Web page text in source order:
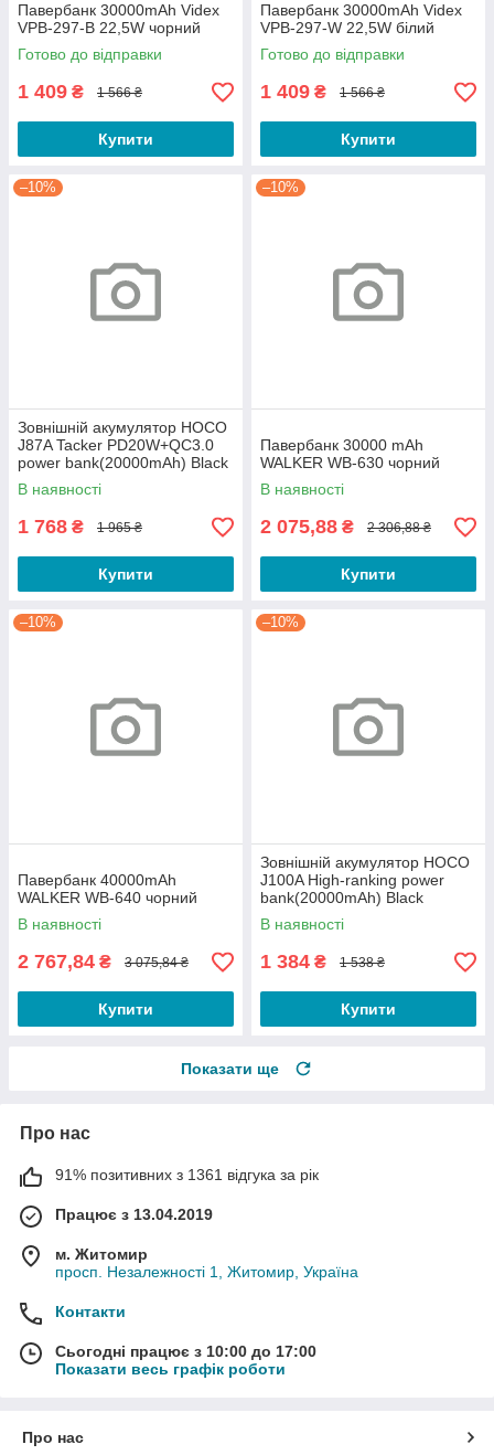
Павербанк 30000mAh Videx
VPB-297-B 22,5W чорний
Готово до відправки
1 409 ₴ 1 566 ₴
Купити
Павербанк 30000mAh Videx
VPB-297-W 22,5W білий
Готово до відправки
1 409 ₴ 1 566 ₴
Купити
–10%
Зовнішній акумулятор HOCO
J87A Tacker PD20W+QC3.0
power bank(20000mAh) Black
В наявності
1 768 ₴ 1 965 ₴
Купити
–10%
Павербанк 30000 mAh
WALKER WB-630 чорний
В наявності
2 075,88 ₴ 2 306,88 ₴
Купити
–10%
Павербанк 40000mAh
WALKER WB-640 чорний
В наявності
2 767,84 ₴ 3 075,84 ₴
Купити
–10%
Зовнішній акумулятор HOCO
J100A High-ranking power
bank(20000mAh) Black
В наявності
1 384 ₴ 1 538 ₴
Купити
Показати ще
Про нас
91% позитивних з 1361 відгука за рік
Працює з 13.04.2019
м. Житомир
просп. Незалежності 1, Житомир, Україна
Контакти
Сьогодні працює з 10:00 до 17:00
Показати весь графік роботи
Про нас